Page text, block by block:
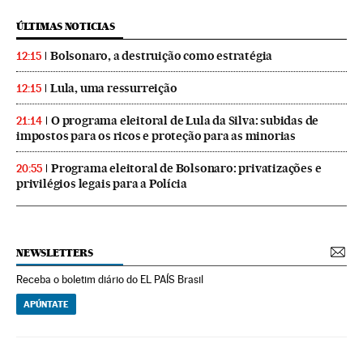
ÚLTIMAS NOTICIAS
12:15 Bolsonaro, a destruição como estratégia
12:15 Lula, uma ressurreição
21:14
O programa eleitoral de Lula da Silva: subidas de
impostos para os ricos e proteção para as minorias
20:55
Programa eleitoral de Bolsonaro: privatizações e
privilégios legais para a Polícia
NEWSLETTERS
Receba o boletim diário do EL PAÍS Brasil
APÚNTATE